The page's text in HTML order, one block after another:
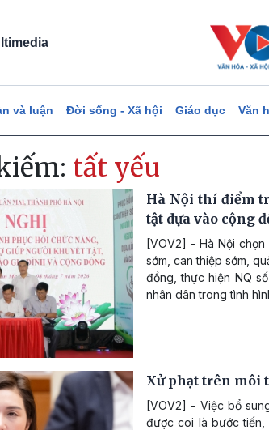
và luận Đời sống - Xã hội Giáo dục Văn
tất yếu
Hà Nội thí điểm
tật dựa vào cộng
[VOV2] - Hà Nội
sớm, can thiệp sớm,
đồng, thực hiện NQ
nhân dân trong tình
Xử phạt trên môi
[VOV2] - Việc bổ
được coi là bước tiến,